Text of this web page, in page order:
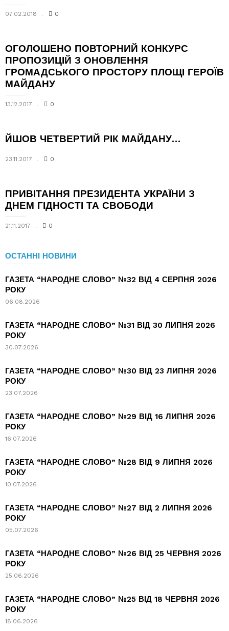
07.02.2018 0
ОГОЛОШЕНО ПОВТОРНИЙ КОНКУРС
ПРОПОЗИЦІЙ З ОНОВЛЕННЯ
ГРОМАДСЬКОГО ПРОСТОРУ ПЛОЩІ ГЕРОЇВ
МАЙДАНУ
13.12.2017 0
ЙШОВ ЧЕТВЕРТИЙ РІК МАЙДАНУ…
23.11.2017 0
ПРИВІТАННЯ ПРЕЗИДЕНТА УКРАЇНИ З
ДНЕМ ГІДНОСТІ ТА СВОБОДИ
21.11.2017 0
ОСТАННІ НОВИНИ
ГАЗЕТА “НАРОДНЕ СЛОВО” №32 ВІД 4 СЕРПНЯ 2026
РОКУ
06.08.2026
ГАЗЕТА “НАРОДНЕ СЛОВО” №31 ВІД 30 ЛИПНЯ 2026
РОКУ
30.07.2026
ГАЗЕТА “НАРОДНЕ СЛОВО” №30 ВІД 23 ЛИПНЯ 2026
РОКУ
23.07.2026
ГАЗЕТА “НАРОДНЕ СЛОВО” №29 ВІД 16 ЛИПНЯ 2026
РОКУ
16.07.2026
ГАЗЕТА “НАРОДНЕ СЛОВО” №28 ВІД 9 ЛИПНЯ 2026
РОКУ
10.07.2026
ГАЗЕТА “НАРОДНЕ СЛОВО” №27 ВІД 2 ЛИПНЯ 2026
РОКУ
05.07.2026
ГАЗЕТА “НАРОДНЕ СЛОВО” №26 ВІД 25 ЧЕРВНЯ 2026
РОКУ
25.06.2026
ГАЗЕТА “НАРОДНЕ СЛОВО” №25 ВІД 18 ЧЕРВНЯ 2026
РОКУ
18.06.2026